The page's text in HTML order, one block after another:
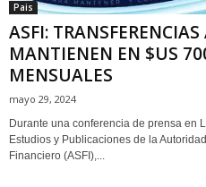
Pais
ASFI:
MANTIENEN EN $US
MENSUALES
mayo 29, 2024
Durante una conferencia de prensa en
Estudios y Publicaciones de la
Financiero (ASFI),...